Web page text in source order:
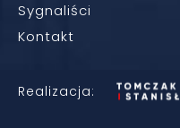
Sygnaliści
Kontakt
Realizacja: